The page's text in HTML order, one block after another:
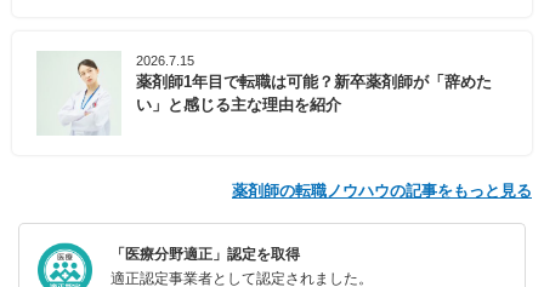
2026.7.15
薬剤師1年目で転職は可能？新卒薬剤師が「辞めた
い」と感じる主な理由を紹介
薬剤師の転職ノウハウの記事をもっと見る
「医療分野適正」認定を取得
適正認定事業者として認定されました。